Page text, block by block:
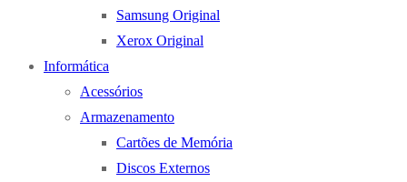
Samsung Original
Xerox Original
Informática
Acessórios
Armazenamento
Cartões de Memória
Discos Externos